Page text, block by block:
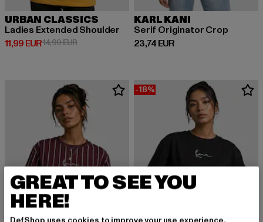
URBAN CLASSICS
Ladies Extended Shoulder
11,99 EUR
Derzeitiger Preis: 11,99 EUR
14,99 EURAktionspreis: 14,99 EUR
KARL KANI
Serif Originator Crop
23,74 EUR
Derzeitiger Preis: 23,74 EUR
-18%
GREAT TO SEE YOU
HERE!